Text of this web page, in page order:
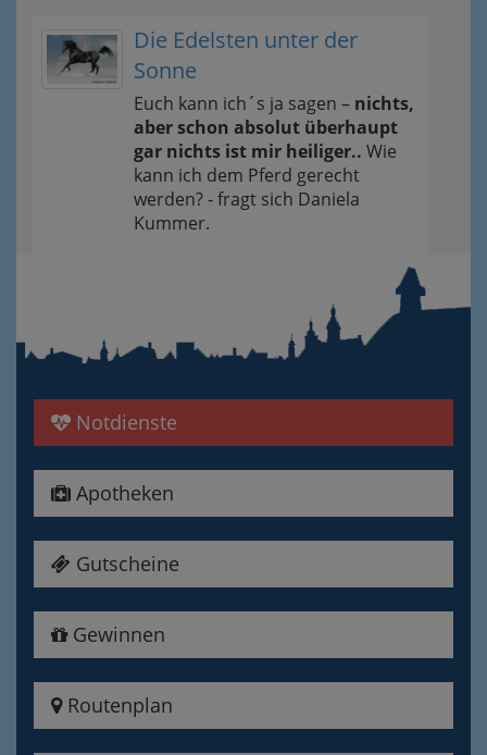
Die Edelsten unter der
Sonne
Euch kann ich´s ja sagen – nichts,
aber schon absolut überhaupt
gar nichts ist mir heiliger.. Wie
kann ich dem Pferd gerecht
werden? - fragt sich Daniela
Kummer.
Notdienste
Apotheken
Gutscheine
Gewinnen
Routenplan